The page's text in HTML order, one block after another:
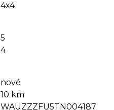
4x4
5
4
nové
10 km
WAUZZZFU5TN004187